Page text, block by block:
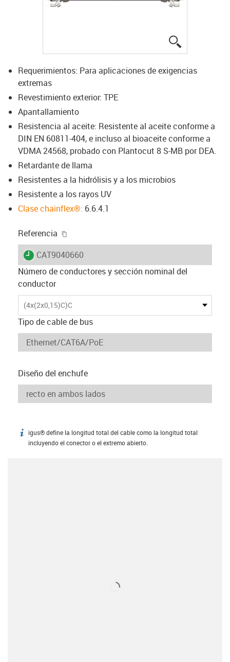
Requerimientos: Para aplicaciones de exigencias
extremas
Revestimiento exterior: TPE
Apantallamiento
Resistencia al aceite: Resistente al aceite conforme a
DIN EN 60811-404, e incluso al bioaceite conforme a
VDMA 24568, probado con Plantocut 8 S-MB por DEA.
Retardante de llama
Resistentes a la hidrólisis y a los microbios
Resistente a los rayos UV
Clase chainflex®: 6.6.4.1
Referencia
igus-icon-lieferzeit
CAT9040660
Número de conductores y sección nominal del
conductor
(4x(2x0,15)C)C
Tipo de cable de bus
Diseño del enchufe
igus-icon-info
igus® define la longitud total del cable como la longitud total
incluyendo el conector o el extremo abierto.